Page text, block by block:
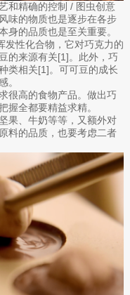
和精确的控制 / 图虫创意
味的物质也是逐步在各步
身的品质也是至关重要。
发性化合物，它对巧克力的
的来源有关[1]。此外，巧
类相关[1]。可可豆的成长
。
很高的食物产品。做出巧
握全都要精益求精。
果、牛奶等等，又额外对
料的品质，也要考虑二者